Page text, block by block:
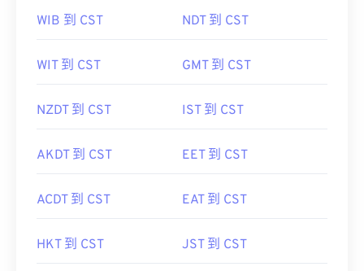
WIB 到 CST NDT 到 CST
WIT 到 CST GMT 到 CST
NZDT 到 CST IST 到 CST
AKDT 到 CST EET 到 CST
ACDT 到 CST EAT 到 CST
HKT 到 CST JST 到 CST